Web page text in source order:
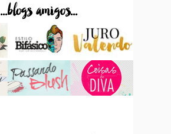
...blogs amigos...